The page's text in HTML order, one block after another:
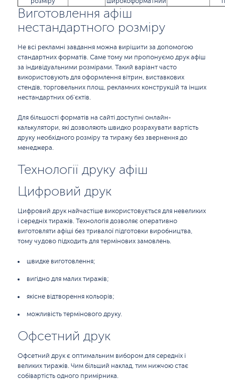
Виготовлення афіш
нестандартного розміру
Не всі рекламні завдання можна вирішити за допомогою
стандартних форматів. Саме тому ми пропонуємо друк афіш
за індивідуальними розмірами. Такий варіант часто
використовують для оформлення вітрин, виставкових
стендів, торговельних площ, рекламних конструкцій та інших
нестандартних об'єктів.
Для більшості форматів на сайті доступні онлайн-
калькулятори, які дозволяють швидко розрахувати вартість
друку необхідного розміру та тиражу без звернення до
менеджера.
Технології друку афіш
Цифровий друк
Цифровий друк найчастіше використовується для невеликих
і середніх тиражів. Технологія дозволяє оперативно
виготовляти афіші без тривалої підготовки виробництва,
тому чудово підходить для термінових замовлень.
швидке виготовлення;
вигідно для малих тиражів;
якісне відтворення кольорів;
можливість термінового друку.
Офсетний друк
Офсетний друк є оптимальним вибором для середніх і
великих тиражів. Чим більший наклад, тим нижчою стає
собівартість одного примірника.